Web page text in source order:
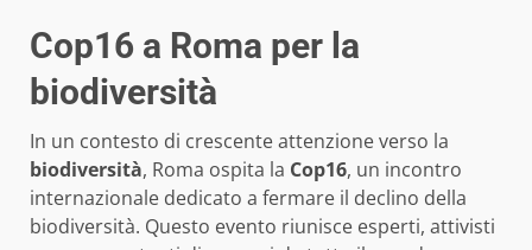
Cop16 a Roma per la
biodiversità
In un contesto di crescente attenzione verso la
biodiversità, Roma ospita la Cop16, un incontro
internazionale dedicato a fermare il declino della
biodiversità. Questo evento riunisce esperti, attivisti